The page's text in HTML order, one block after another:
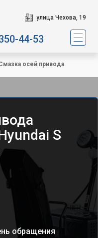
улица Чехова, 19
44-53
осей привода
S
обращения